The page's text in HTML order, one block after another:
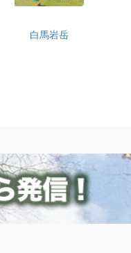
白馬岩岳